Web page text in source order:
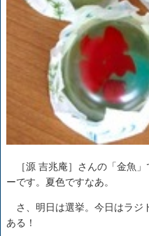
［源 吉兆庵］さんの「金魚」
ーです。夏色ですなあ。
さ、明日は選挙。今日はラジ
ある！